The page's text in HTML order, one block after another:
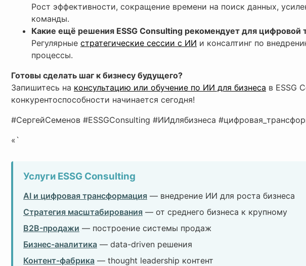
Рост эффективности, сокращение времени на поиск данных,
команды.
Какие ещё решения ESSG Consulting рекомендует для цифровой
Регулярные стратегические сессии с ИИ и консалтинг по
процессы.
Готовы сделать шаг к бизнесу будущего?
Запишитесь на консультацию или обучение по ИИ для бизнеса в ESSG
конкурентоспособности начинается сегодня!
#СергейСеменов #ESSGConsulting #ИИдлябизнеса
«`
Услуги ESSG Consulting
AI и цифровая трансформация — внедрение ИИ для роста бизнеса
Стратегия масштабирования — от среднего бизнеса к крупному
B2B-продажи — построение системы продаж
Бизнес-аналитика — data-driven решения
Контент-фабрика — thought leadership контент